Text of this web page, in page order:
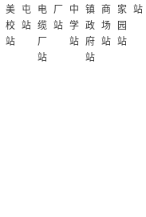
美
校
站
屯
站
电
缆
厂
站
厂
站
中
学
站
镇
政
府
站
商
场
站
家
园
站
站